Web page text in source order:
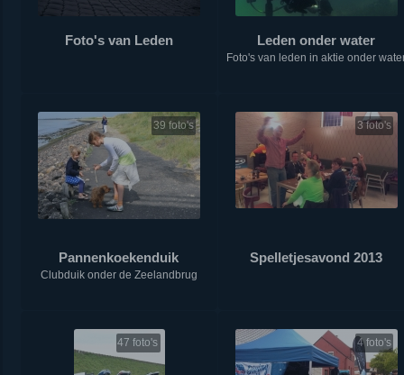
Foto's van Leden Leden onder water
Foto's van leden in aktie onder
39 foto's
Pannenkoekenduik
Clubduik onder de Zeelandbrug
3 foto's
Spelletjesavond 2013
47 foto's 4 foto's